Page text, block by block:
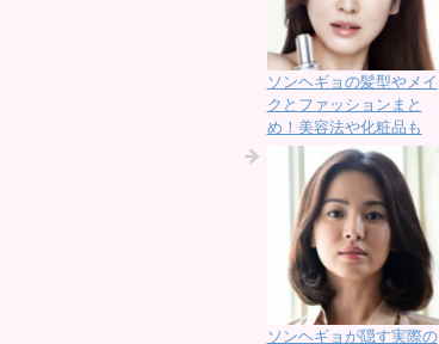
ソンヘギョの髪型やメイ
クとファッションまと
め！美容法や化粧品も
ソンヘギョが隠す実際の